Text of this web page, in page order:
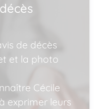
de décès
et la photo
Cécile
exprimer leurs